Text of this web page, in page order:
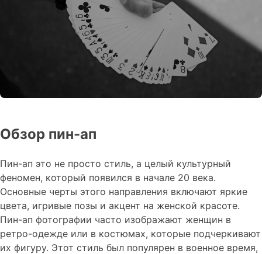
Обзор пин-ап
Пин-ап это не просто стиль, а целый культурный
феномен, который появился в начале 20 века.
Основные черты этого направления включают яркие
цвета, игривые позы и акцент на женской красоте.
Пин-ап фотографии часто изображают женщин в
ретро-одежде или в костюмах, которые подчеркивают
их фигуру. Этот стиль был популярен в военное время,